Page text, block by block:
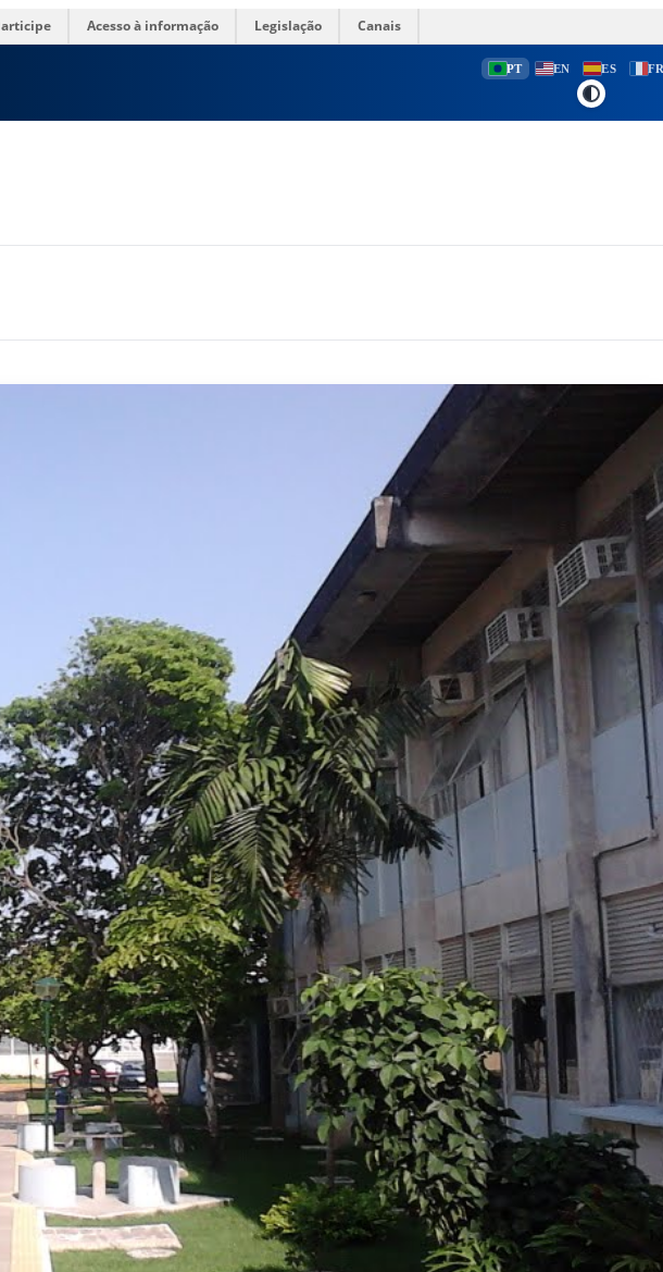
Acesso à informação Legislação Canais
PT EN ES